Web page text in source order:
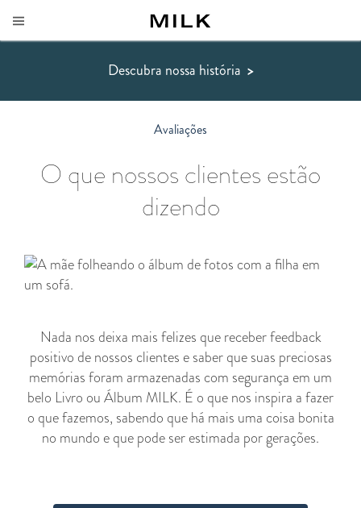
Descubra nossa história >
Avaliações
O que nossos clientes estão
dizendo
Nada nos deixa mais felizes que receber feedback
positivo de nossos clientes e saber que suas preciosas
memórias foram armazenadas com segurança em um
belo Livro ou Álbum MILK. É o que nos inspira a fazer
o que fazemos, sabendo que há mais uma coisa bonita
no mundo e que pode ser estimada por gerações.